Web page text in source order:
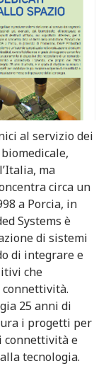
al servizio dei
ma
circa un
a Porcia, in
Systems è
di sistemi
di integrare e
che
connettività.
25 anni di
i progetti per
connettività e
tecnologia.